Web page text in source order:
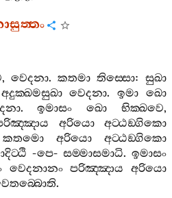
, වෙදනා. කතමා තිස‍්සො: සුඛා
අදුක‍්ඛමසුඛා වෙදනා.ඉමා ඛො
.ඉමාසං ඛො භික‍්ඛවෙ,
අරියො
අට‍්ඨඞ‍්ගිකො
කතමො අරියො
අට‍්ඨඞ‍්ගිකො
-පෙ-සම‍්මාසමාධි.ඉමාසං
වෙදනානං පරිඤ‍්ඤාය
අරියො
.